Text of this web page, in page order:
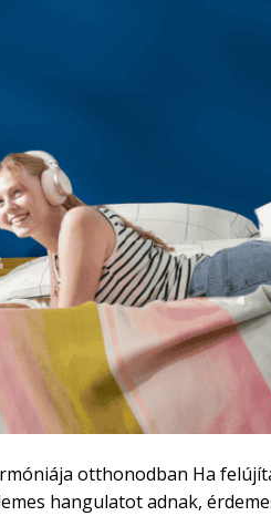
otthonodban Ha
hangulatot adnak,